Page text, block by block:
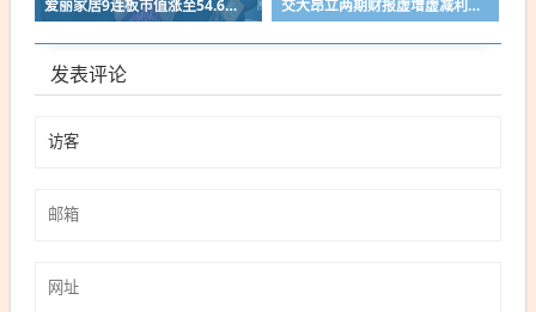
爱丽家居9连板市值涨至54.6亿，上半年预亏超3400万，PE超行业11倍 交大昂立两期财报虚增虚减利润超2350万，拟被罚400万8月4日起戴帽
发表评论